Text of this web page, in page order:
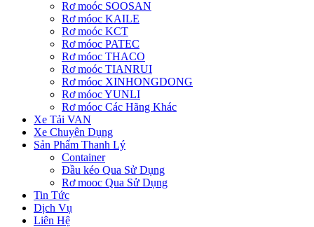
Rơ moóc SOOSAN
Rơ móoc KAILE
Rơ moóc KCT
Rơ móoc PATEC
Rơ móoc THACO
Rơ moóc TIANRUI
Rơ móoc XINHONGDONG
Rơ móoc YUNLI
Rơ móoc Các Hãng Khác
Xe Tải VAN
Xe Chuyên Dụng
Sản Phẩm Thanh Lý
Container
Đầu kéo Qua Sử Dụng
Rơ mooc Qua Sử Dụng
Tin Tức
Dịch Vụ
Liên Hệ